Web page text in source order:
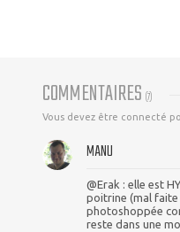
COMMENTAIRES (7)
Vous devez être connecté
MANU
@Erak : elle est
poitrine (mal faite
photoshoppée
reste dans une